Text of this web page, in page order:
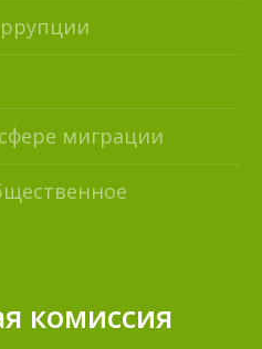
миграции
комиссия